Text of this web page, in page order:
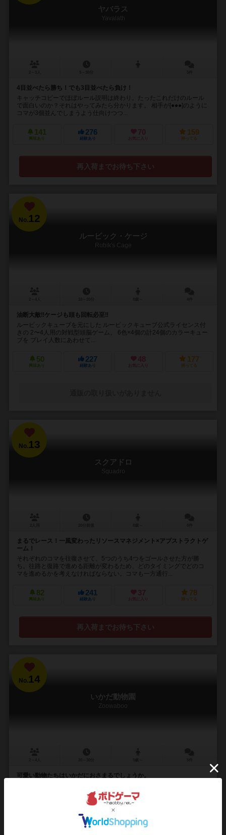
ヤバラス
Yavalath
4目並べたら勝ち！でも3目並べたら負け！
キャッチコピーでほぼルール説明は終わり。たったこれだけのルール
で面白いのか？それはやってみたら分かります。 相手が[●●●]のように
コマが3個並んでしまうよう仕向けつつ...
141
興味あり
276
経験あり
70
お気に入り
159
持ってる
再入荷までお待ち下さい
No.12
ルービック・ケージ
Rubik's Cage
油断大敵‼︎ケージも頭も回転必至‼︎
ルービックキューブを元にした ルービックキューブ公式ライセンス付
きの 2〜4人用の対戦型頭脳ゲーム。 6色×4個の計24個のカラーキュー
ブを プレイ人数にあわせて...
50
興味あり
227
経験あり
48
お気に入り
177
持ってる
No.13
スクアドロ
Squadro
まるでレース！一風変わったリソースマネジメント×アブストラクトゲ
ーム！
それぞれのコマを往復させて、5つのうち4つをゴールさせた方が勝
ち。往路と復路で進める距離が変わるため、どのタイミングでどのコ
マを進めるかを考えなければならない。コマも一方通行...
82
興味あり
241
経験あり
37
お気に入り
78
持ってる
再入荷までお待ち下さい
No.14
いかだ動物園
Zoowaboo
可愛い動物たちはいかだにおさまるでしょうか。
みんなは吹き出したり、クスクス笑ったり、ネズミのマニーなんて、
おかしくてたまらないといわん...
229
経験あり
42
お気に入り